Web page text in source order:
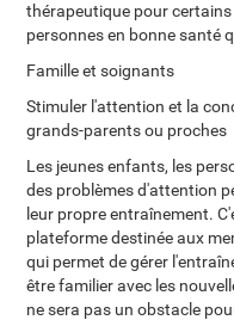
thérapeutique pour
personnes en bonne santé
Famille et soignants
Stimuler l'attention et la
grands-parents ou proches
Les jeunes enfants, les
des problèmes d'attention
leur propre entraînement.
plateforme destinée aux
qui permet de gérer
être familier avec les
ne sera pas un obstacle